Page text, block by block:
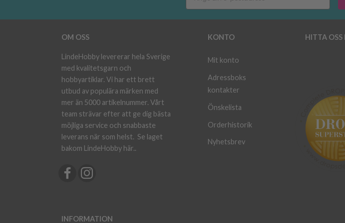
OM OSS
LindeHobby levererar hela Sverige
med kvalitetsgarn och
hobbyartiklar. Vi har ett brett
utbud av populära märken med
mer än 5000 artikelnummer. Vårt
team strävar efter att ge dig bästa
möjliga service och snabbaste
leverans när som helst. Se laget
bakom LindeHobby här..
INFORMATION
KONTO
Mit konto
Adressboks
kontakter
Önskelista
Orderhistorik
Nyhetsbrev
HITTA OSS